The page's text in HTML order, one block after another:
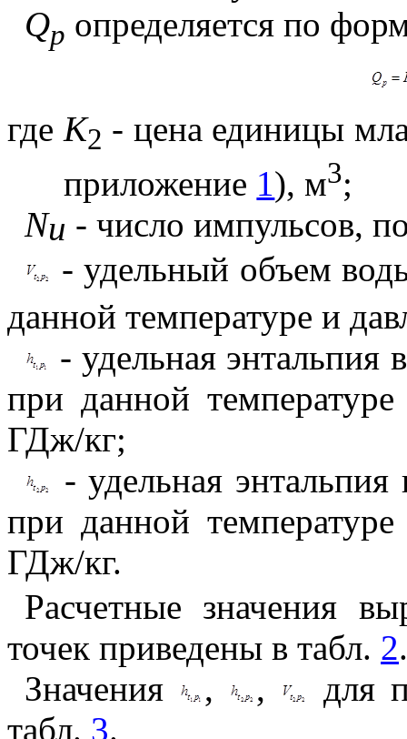
Qp определяется по
где К2 - цена единицы
приложение 1), м3;
Nи - число импульсов,
- удельный объем
данной температуре и
- удельная
при данной
ГДж/кг;
- удельная
при данной
ГДж/кг.
Расчетные значения
точек приведены в табл. 2.
Значения
, ,
для
табл. 3.